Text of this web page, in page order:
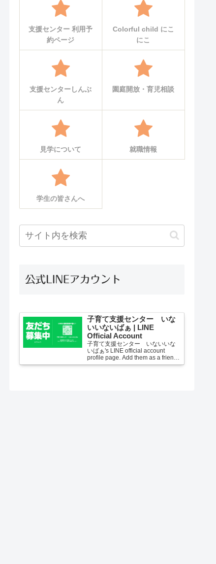
支援センター 利用予
約ページ
Colorful child にこ
にこ
支援センターしんぶ
ん
園庭開放・育児相談
見学について 就職情報
学生の皆さんへ
公式LINEアカウント
子育て支援センター いな
いいないばぁ | LINE
Official Account
子育て支援センター いないいな
いばぁ's LINE official account
profile page. Add them as a friend
for the latest news.